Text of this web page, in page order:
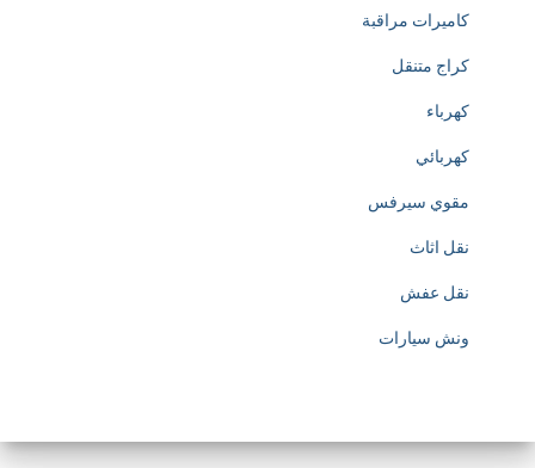
p
s
w
w
.
كاميرات مراقبة
كراج متنقل
كهرباء
كهربائي
مقوي سيرفس
نقل اثاث
نقل عفش
ونش سيارات